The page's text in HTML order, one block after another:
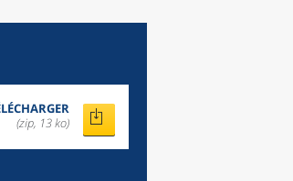
(zip, 13 ko)